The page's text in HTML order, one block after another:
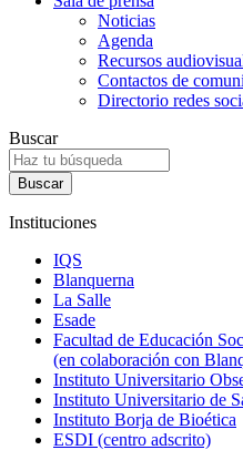
Noticias
Agenda
Recursos
Contactos de
Directorio redes
Buscar
Instituciones
IQS
Blanquerna
La Salle
Esade
Facultad de Educación
(en colaboración con
Instituto Universitario
Instituto Universitario de
Instituto Borja de Bioética
ESDI (centro adscrito)